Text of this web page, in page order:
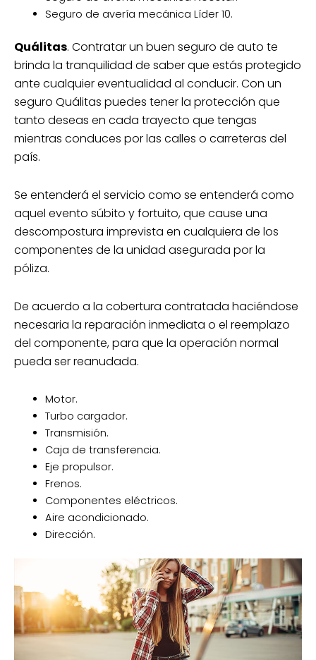
Seguro de avería mecánica Líder 10.
Quálitas. Contratar un buen seguro de auto te
brinda la tranquilidad de saber que estás protegido
ante cualquier eventualidad al conducir. Con un
seguro Quálitas puedes tener la protección que
tanto deseas en cada trayecto que tengas
mientras conduces por las calles o carreteras del
país.
Se entenderá el servicio como se entenderá como
aquel evento súbito y fortuito, que cause una
descompostura imprevista en cualquiera de los
componentes de la unidad asegurada por la
póliza.
De acuerdo a la cobertura contratada haciéndose
necesaria la reparación inmediata o el reemplazo
del componente, para que la operación normal
pueda ser reanudada.
Motor.
Turbo cargador.
Transmisión.
Caja de transferencia.
Eje propulsor.
Frenos.
Componentes eléctricos.
Aire acondicionado.
Dirección.